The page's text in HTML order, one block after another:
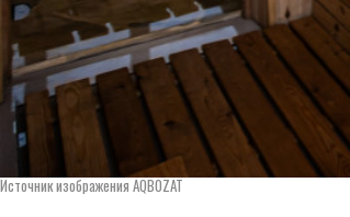
Источник изображения AQBOZAT